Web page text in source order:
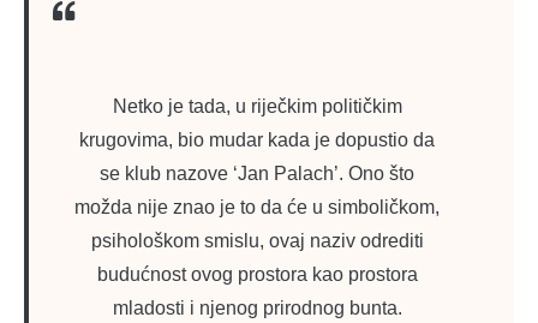
Netko je tada, u riječkim političkim
krugovima, bio mudar kada je dopustio da
se klub nazove ‘Jan Palach’. Ono što
možda nije znao je to da će u simboličkom,
psihološkom smislu, ovaj naziv odrediti
budućnost ovog prostora kao prostora
mladosti i njenog prirodnog bunta.